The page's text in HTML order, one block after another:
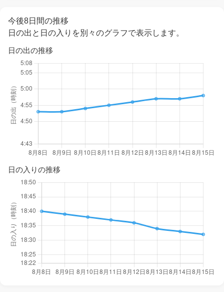
今後8日間の推移
日の出と日の入りを別々のグラフで表示します。
日の出の推移
日の入りの推移